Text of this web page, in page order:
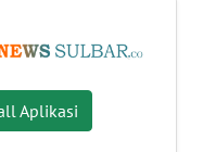
Aplikasi